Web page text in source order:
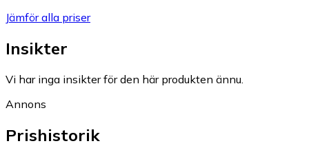
Jämför alla priser
Insikter
Vi har inga insikter för den här produkten ännu.
Annons
Prishistorik